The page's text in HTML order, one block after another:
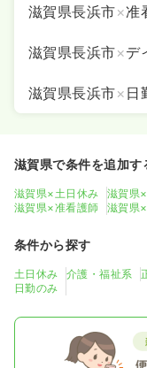
滋賀県長浜市×准
滋賀県長浜市×デ
滋賀県長浜市× 日
滋賀県で条件を追加す
滋賀県×土日休み 滋賀県
滋賀県×准看護師
滋賀県
条件から探す
土日休み 介護・福祉系
日勤のみ